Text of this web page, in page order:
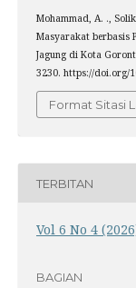
Mohammad, A. .,
Masyarakat berbasis
Jagung di Kota
3230. https://doi.org/
Format Sitasi
TERBITAN
Vol 6 No 4
BAGIAN